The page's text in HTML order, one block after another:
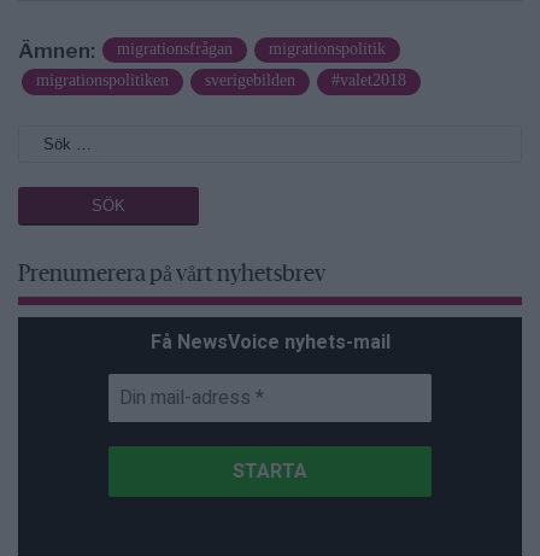
Ämnen: migrationsfrågan
migrationspolitik
migrationspolitiken
sverigebilden #valet2018
Prenumerera på vårt nyhetsbrev
Få NewsVoice nyhets-mail